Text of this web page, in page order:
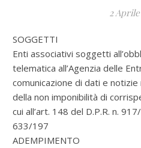
2 Aprile
SOGGETTI
Enti associativi soggetti
telematica all’Agenzia delle
comunicazione di dati e
della non imponibilità di
cui all’art. 148 del D.P.R. n.
633/197
ADEMPIMENTO